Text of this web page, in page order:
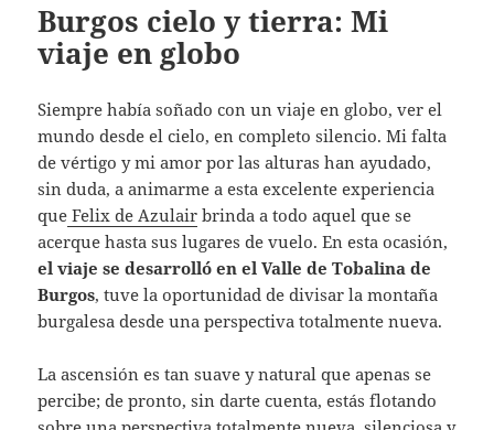
Burgos cielo y tierra: Mi
viaje en globo
Siempre había soñado con un viaje en globo, ver el
mundo desde el cielo, en completo silencio. Mi falta
de vértigo y mi amor por las alturas han ayudado,
sin duda, a animarme a esta excelente experiencia
que Felix de Azulair brinda a todo aquel que se
acerque hasta sus lugares de vuelo. En esta ocasión,
el viaje se desarrolló en el Valle de Tobalina de
Burgos, tuve la oportunidad de divisar la montaña
burgalesa desde una perspectiva totalmente nueva.
La ascensión es tan suave y natural que apenas se
percibe; de pronto, sin darte cuenta, estás flotando